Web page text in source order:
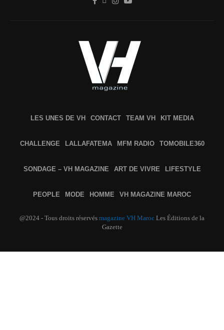
LES UNES DE VH CONTACT TEAM VH KIT MEDIA
CHALLENGE LALLAFATEMA MFM RADIO TOMOBILE360
SONDAGE – VH MAGAZINE ART DE VIVRE LIFESTYLE
PEOPLE MODE HOMME VH MAGAZINE MAROC
@2024 - Tous droits réservés magazine VH Maroc Les Éditions de la
Gazette